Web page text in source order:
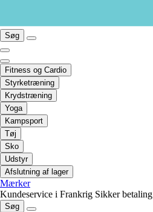
Søg
Fitness og Cardio
Styrketræning
Krydstræning
Yoga
Kampsport
Tøj
Sko
Udstyr
Afslutning af lager
Mærker
Kundeservice i Frankrig Sikker betaling
Søg